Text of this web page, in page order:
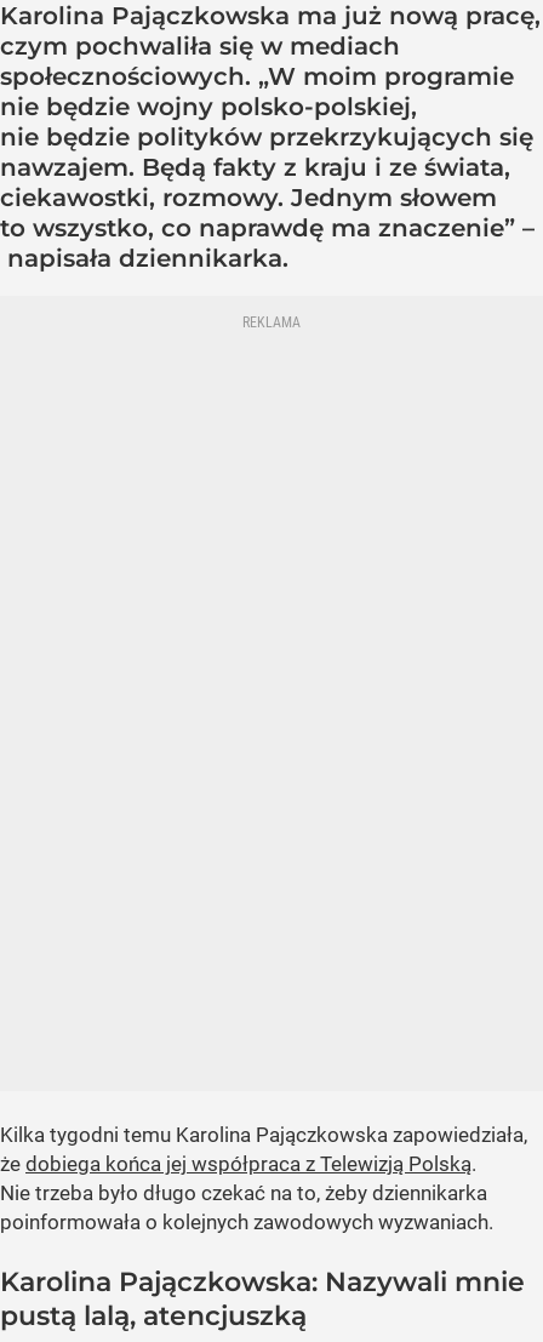
Karolina Pajączkowska ma już nową pracę,
czym pochwaliła się w mediach
społecznościowych. „W moim programie
nie będzie wojny polsko-polskiej,
nie będzie polityków przekrzykujących się
nawzajem. Będą fakty z kraju i ze świata,
ciekawostki, rozmowy. Jednym słowem
to wszystko, co naprawdę ma znaczenie” –
napisała dziennikarka.
Kilka tygodni temu Karolina Pajączkowska zapowiedziała,
że dobiega końca jej współpraca z Telewizją Polską.
Nie trzeba było długo czekać na to, żeby dziennikarka
poinformowała o kolejnych zawodowych wyzwaniach.
Karolina Pajączkowska: Nazywali mnie
pustą lalą, atencjuszką